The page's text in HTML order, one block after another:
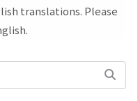
translations. Please